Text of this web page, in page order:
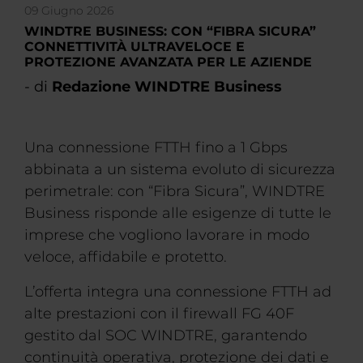
09 Giugno 2026
WINDTRE BUSINESS: CON “FIBRA SICURA”
CONNETTIVITÀ ULTRAVELOCE E
PROTEZIONE AVANZATA PER LE AZIENDE
- di Redazione WINDTRE Business
Una connessione FTTH fino a 1 Gbps
abbinata a un sistema evoluto di sicurezza
perimetrale: con “Fibra Sicura”, WINDTRE
Business risponde alle esigenze di tutte le
imprese che vogliono lavorare in modo
veloce, affidabile e protetto.
L’offerta integra una connessione FTTH ad
alte prestazioni con il firewall FG 40F
gestito dal SOC WINDTRE, garantendo
continuità operativa, protezione dei dati e